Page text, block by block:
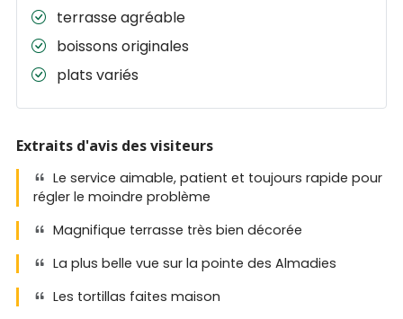
terrasse agréable
boissons originales
plats variés
Extraits d'avis des visiteurs
Le service aimable, patient et toujours rapide pour
régler le moindre problème
Magnifique terrasse très bien décorée
La plus belle vue sur la pointe des Almadies
Les tortillas faites maison